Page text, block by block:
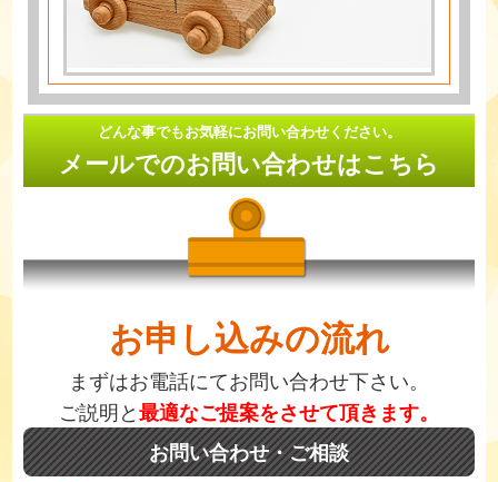
どんな事でもお気軽にお問い合わせください。
メールでのお問い合わせはこちら
お申し込みの流れ
まずはお電話にてお問い合わせ下さい。
ご説明と最適なご提案をさせて頂きます。
お問い合わせ・ご相談